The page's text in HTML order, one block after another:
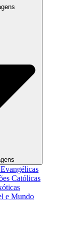
Católicas
e Mundo